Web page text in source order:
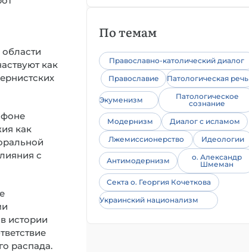
как
фоне
как
с
истории
распада.
По темам
Православно-католический диалог
Православие
Патологическая речь
Экуменизм
Патологическое
сознание
Модернизм
Диалог с исламом
Лжемиссионерство
Идеологии
Антимодернизм
о. Александр
Шмеман
Секта о. Георгия Кочеткова
Украинский национализм